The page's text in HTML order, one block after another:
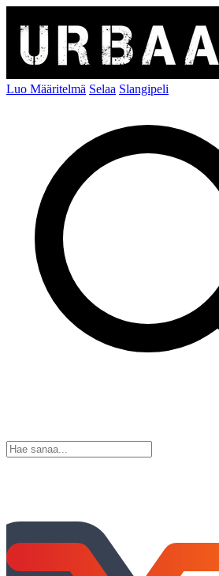
Luo Määritelmä Selaa Slangipeli